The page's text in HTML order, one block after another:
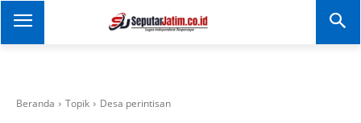
SEPUTAR JATIM
Portal Informasi Dan
Beranda Topik Desa perintisan